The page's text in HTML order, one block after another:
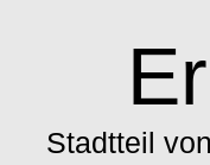
Stadtteil